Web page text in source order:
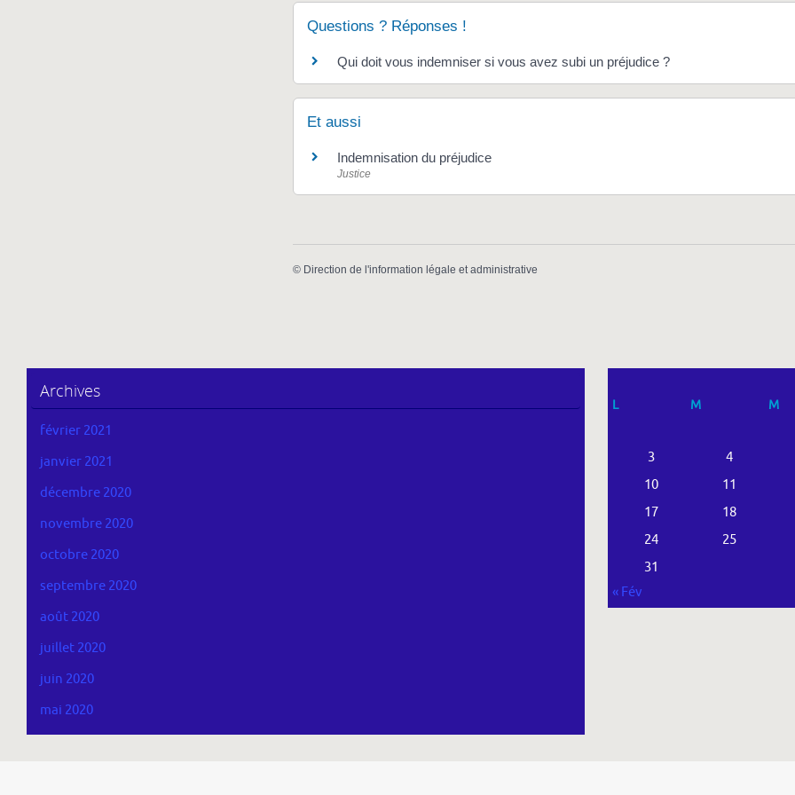
Questions ? Réponses !
Qui doit vous indemniser si vous avez subi un préjudice ?
Et aussi
Indemnisation du préjudice
Justice
© Direction de l'information légale et administrative
Archives
février 2021
janvier 2021
décembre 2020
novembre 2020
octobre 2020
septembre 2020
août 2020
juillet 2020
juin 2020
mai 2020
L
M M
3
4
10
11
17
18
24
25
31
« Fév